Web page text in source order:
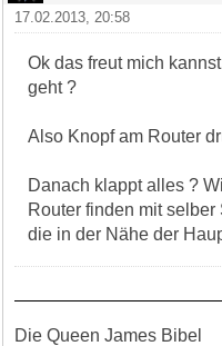
17.02.2013, 20:58
Ok das freut mich
geht ?
Also Knopf am Router
Danach klappt alles ?
Router finden mit
die in der Nähe der
Die Queen James Bibel